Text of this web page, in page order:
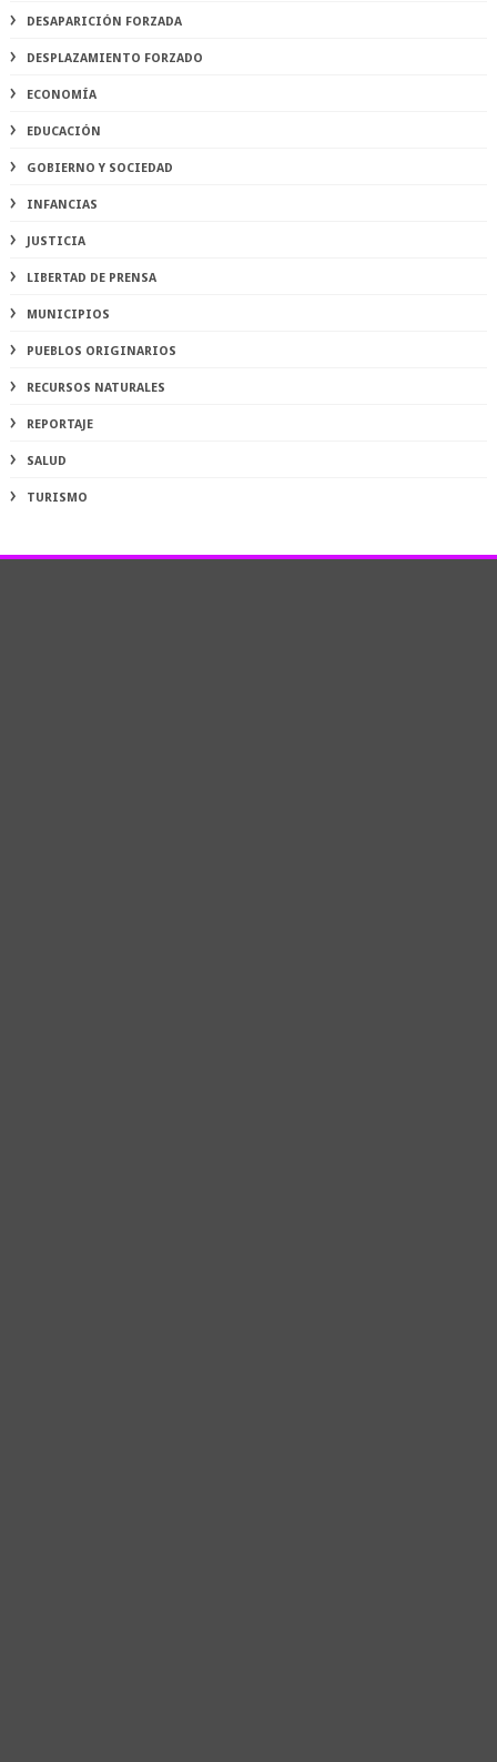
DESAPARICIÓN FORZADA
DESPLAZAMIENTO FORZADO
ECONOMÍA
EDUCACIÓN
GOBIERNO Y SOCIEDAD
INFANCIAS
JUSTICIA
LIBERTAD DE PRENSA
MUNICIPIOS
PUEBLOS ORIGINARIOS
RECURSOS NATURALES
REPORTAJE
SALUD
TURISMO